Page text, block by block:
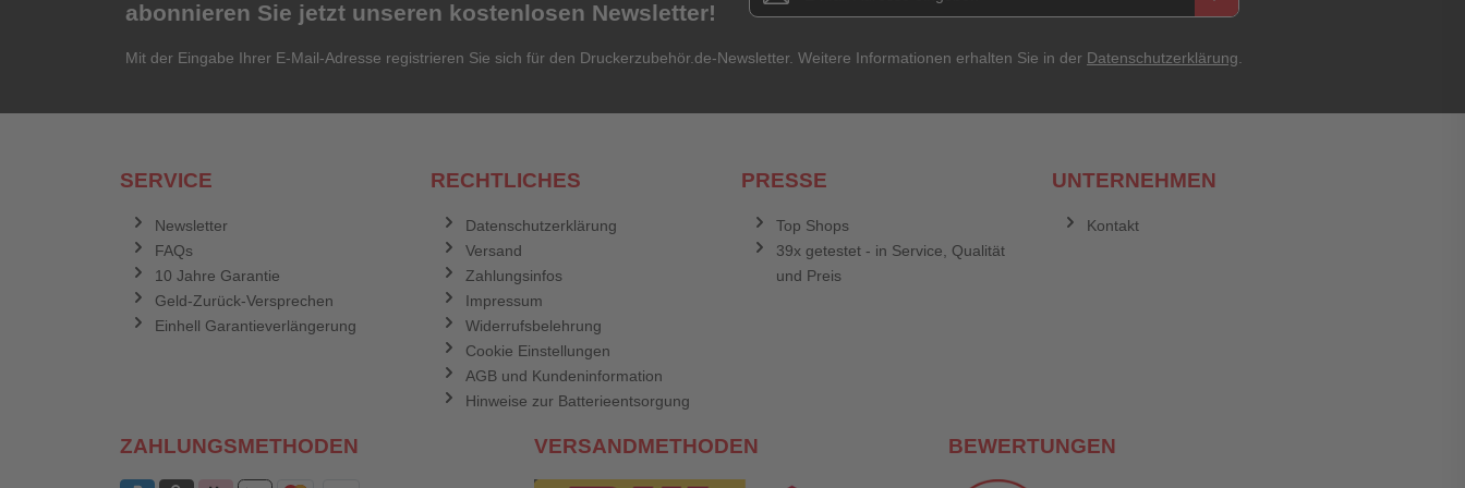
abonnieren Sie jetzt unseren kostenlosen Newsletter!
Mit der Eingabe Ihrer E-Mail-Adresse registrieren Sie sich für den Druckerzubehör.de-Newsletter. Weitere Informationen erhalten Sie in der Datenschutzerklärung
SERVICE
Newsletter
FAQs
10 Jahre Garantie
Geld-Zurück-Versprechen
Einhell Garantieverlängerung
RECHTLICHES
Datenschutzerklärung
Versand
Zahlungsinfos
Impressum
Widerrufsbelehrung
Cookie Einstellungen
AGB und Kundeninformation
Hinweise zur Batterieentsorgung
PRESSE
Top Shops
39x getestet - in Service, Qualität
und Preis
UNTERNEHMEN
Kontakt
ZAHLUNGSMETHODEN VERSANDMETHODEN BEWERTUNGEN